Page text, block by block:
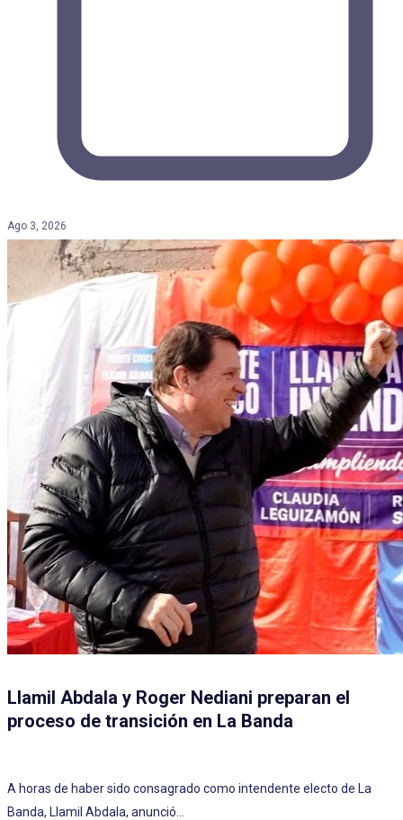
Ago 3, 2026
Llamil Abdala y Roger Nediani preparan el
proceso de transición en La Banda
A horas de haber sido consagrado como intendente electo de La
Banda, Llamil Abdala, anunció…